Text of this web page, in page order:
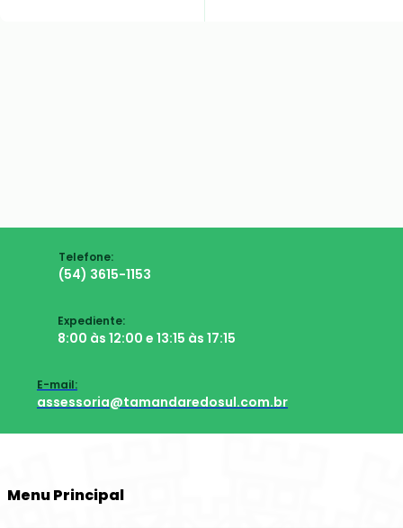
Telefone:
(54) 3615-1153
Expediente:
8:00 às 12:00 e 13:15 às 17:15
E-mail:
assessoria@tamandaredosul.com.br
Menu Principal